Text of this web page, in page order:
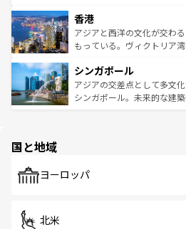
とつ。フォーやバインミー
ひ現地で味わいたい。どの
が旅行者を迎えてくれるの
参照してほしい。
の活気が交差している。北
帯で自然と触れ合い、南部
いビーチでリゾート気分を
激する。気候は一年中温暖
が待っている。親しみやす
た文化、そして多様な観光
香港
アジアと西洋の文化が交わ
もっている。ヴィクトリア
み、どこを訪れても感動す
ており、効率よく見どころ
うな絶景から文化的な体験
シンガポール
アジアの交差点として多文
シンガポール。未来的な建
で、ホーカーズは地元の風
国と地域
ヨーロッパ
北米